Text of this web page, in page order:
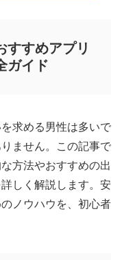
すすめアプリ
ガイド
求める男性は多いで
ません。この記事で
方法やおすすめの出
しく解説します。安
ノウハウを、初心者